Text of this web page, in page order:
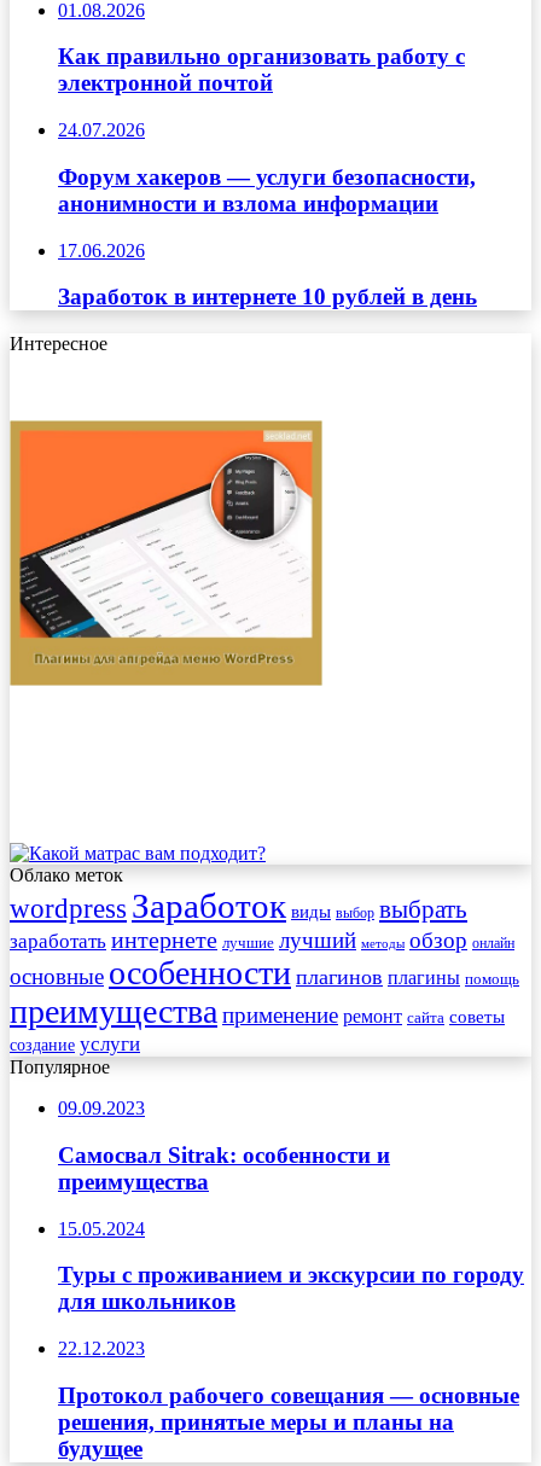
01.08.2026
Как правильно организовать работу с
электронной почтой
24.07.2026
Форум хакеров — услуги безопасности,
анонимности и взлома информации
17.06.2026
Заработок в интернете 10 рублей в день
Интересное
Облако меток
wordpress Заработок виды выбор выбрать
заработать интернете лучшие лучший методы обзор онлайн
основные особенности плагинов плагины помощь
преимущества применение ремонт сайта советы
создание услуги
Популярное
09.09.2023
Самосвал Sitrak: особенности и
преимущества
15.05.2024
Туры с проживанием и экскурсии по городу
для школьников
22.12.2023
Протокол рабочего совещания — основные
решения, принятые меры и планы на
будущее